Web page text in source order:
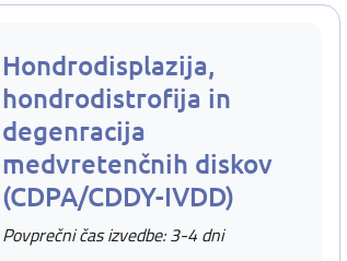
Hondrodisplazija,
hondrodistrofija in
degenracija
medvretenčnih diskov
(CDPA/CDDY-IVDD)
Povprečni čas izvedbe: 3-4 dni